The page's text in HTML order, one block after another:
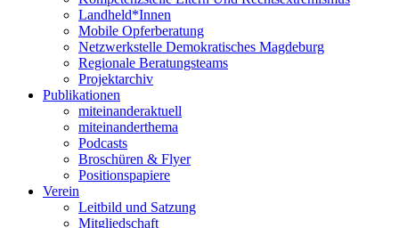
Landheld*Innen
Mobile Opferberatung
Netzwerkstelle Demokratisches Magdeburg
Regionale Beratungsteams
Projektarchiv
Publikationen
miteinanderaktuell
miteinanderthema
Podcasts
Broschüren & Flyer
Positionspapiere
Verein
Leitbild und Satzung
Mitgliedschaft